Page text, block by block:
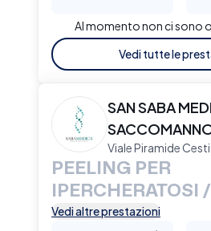
Al momento non ci sono
Vedi tutte le
SAN SABA
Viale Piramide
PEELING PER
IPERCHERATOSI
Vedi altre prestazioni